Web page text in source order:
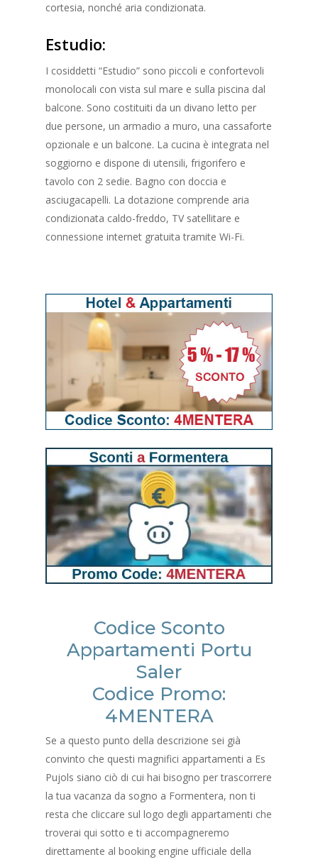
cortesia, nonché aria condizionata.
Estudio:
I cosiddetti “Estudio” sono piccoli e confortevoli
monolocali con vista sul mare e sulla piscina dal
balcone. Sono costituiti da un divano letto per
due persone, un armadio a muro, una cassaforte
opzionale e un balcone. La cucina è integrata nel
soggiorno e dispone di utensili, frigorifero e
tavolo con 2 sedie. Bagno con doccia e
asciugacapelli. La dotazione comprende aria
condizionata caldo-freddo, TV satellitare e
connessione internet gratuita tramite Wi-Fi.
Codice Sconto
Appartamenti Portu
Saler
Codice Promo:
4MENTERA
Se a questo punto della descrizione sei già
convinto che questi magnifici appartamenti a Es
Pujols siano ciò di cui hai bisogno per trascorrere
la tua vacanza da sogno a Formentera, non ti
resta che cliccare sul logo degli appartamenti che
troverai qui sotto e ti accompagneremo
direttamente al booking engine ufficiale della